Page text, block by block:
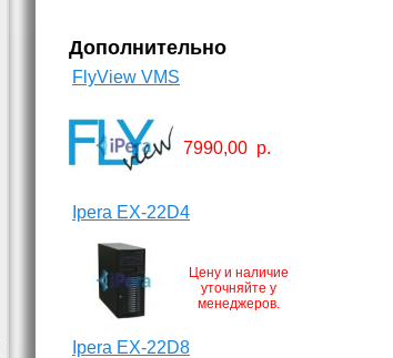
Дополнительно
FlyView VMS
7990,00 р.
Ipera EX-22D4
Цену и наличие
уточняйте у
менеджеров.
Ipera EX-22D8